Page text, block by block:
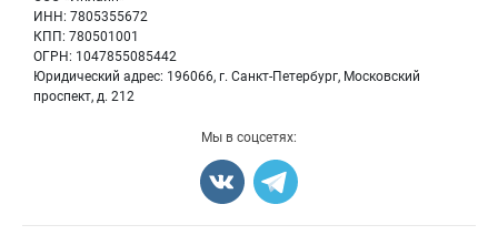
ИНН: 7805355672
КПП: 780501001
ОГРН: 1047855085442
Юридический адрес: 196066, г. Санкт-Петербург, Московский
проспект, д. 212
Мы в соцсетях: